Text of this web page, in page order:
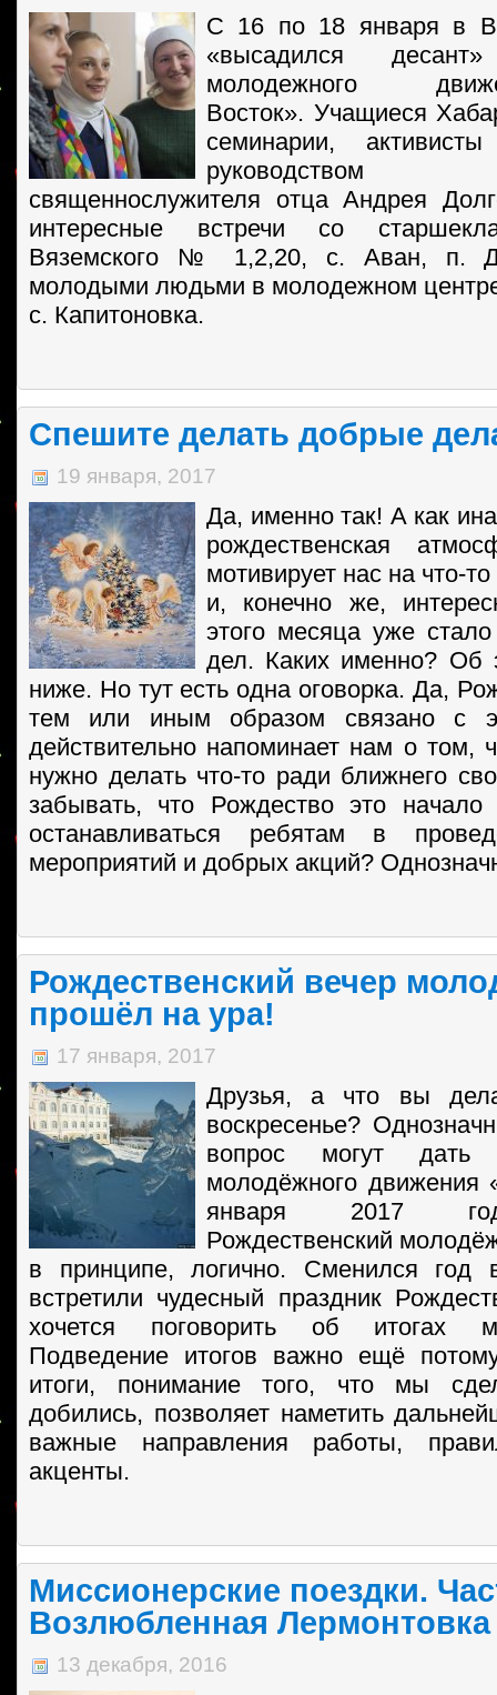
С 16 по 18 января в
«высадился десант»
молодежного
Восток». Учащиеся
семинарии,
священнослужителя отца Андрея
интересные встречи со
Вяземского № 1,2,20, с. Аван, п.
молодыми людьми в молодежном
с. Капитоновка.
Спешите делать добрые
19 января, 2017
Да, именно так! А как
рождественская
мотивирует нас на что-
и, конечно же,
этого месяца уже
дел. Каких именно? Об
ниже. Но тут есть одна оговорка. Да,
тем или иным образом связано с
действительно напоминает нам о том,
нужно делать что-то ради ближнего
забывать, что Рождество это
останавливаться ребятам в
мероприятий и добрых акций?
Рождественский вечер
прошёл на ура!
17 января, 2017
Друзья, а что вы
воскресенье?
вопрос могут дать
молодёжного движения
января 2017
Рождественский
в принципе, логично. Сменился год
встретили чудесный праздник
хочется поговорить об итогах
Подведение итогов важно ещё
итоги, понимание того, что мы
добились, позволяет наметить
важные направления работы,
акценты.
Миссионерские поездки.
Возлюбленная Лермонтовка
13 декабря, 2016